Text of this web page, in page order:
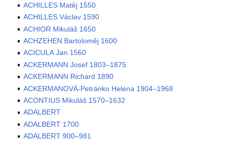
ACHILLES Matěj 1550
ACHILLES Václav 1590
ACHIOR Mikuláš 1650
ACHZEHEN Bartoloměj 1600
ACICULA Jan 1560
ACKERMANN Josef 1803–1875
ACKERMANN Richard 1890
ACKERMANOVÁ-Petránko Helena 1904–1968
ACONTIUS Mikuláš 1570–1632
ADALBERT
ADALBERT 1700
ADALBERT 900–981